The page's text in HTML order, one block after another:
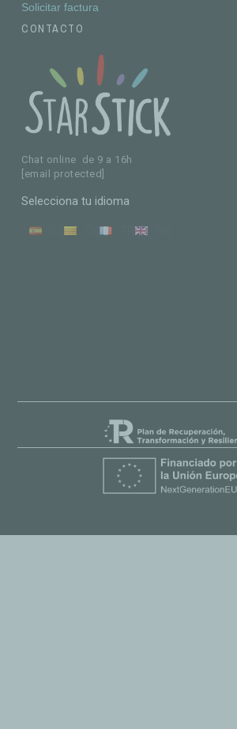
Solicitar factura
CONTACTO
Chat online de 9 a 16h
[email protected]
Selecciona tu idioma
ES CA FR